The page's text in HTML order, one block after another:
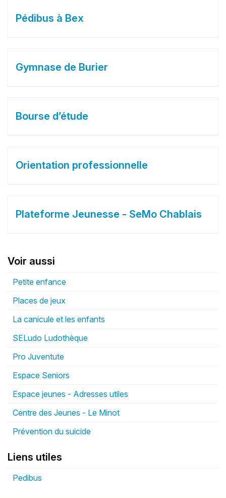
Pédibus à Bex
Gymnase de Burier
Bourse d’étude
Orientation professionnelle
Plateforme Jeunesse - SeMo Chablais
Voir aussi
Petite enfance
Places de jeux
La canicule et les enfants
SELudo Ludothèque
Pro Juventute
Espace Seniors
Espace jeunes - Adresses utiles
Centre des Jeunes - Le Minot
Prévention du suicide
Liens utiles
Pedibus